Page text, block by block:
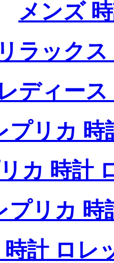
メンズ
リラック
レディー
プリカ 時
カ 時計
プリカ 時
時計 ロレ